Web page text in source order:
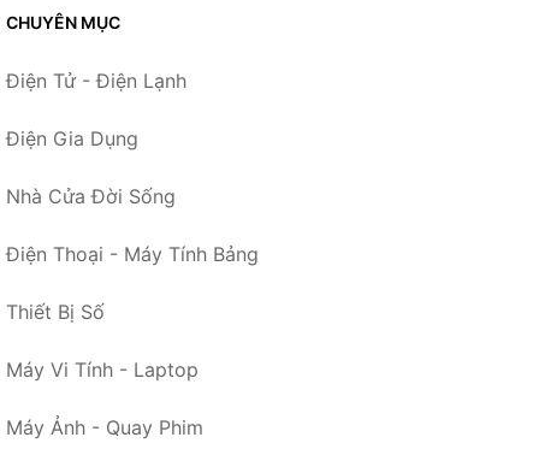
CHUYÊN MỤC
Điện Tử - Điện Lạnh
Điện Gia Dụng
Nhà Cửa Đời Sống
Điện Thoại - Máy Tính Bảng
Thiết Bị Số
Máy Vi Tính - Laptop
Máy Ảnh - Quay Phim